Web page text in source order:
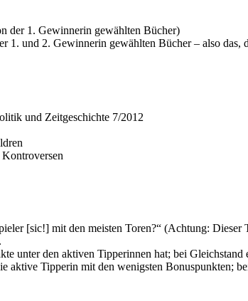
der 1. Gewinnerin gewählten Bücher)
1. und 2. Gewinnerin gewählten Bücher – also das,
und Zeitgeschichte 7/2012
[sic!] mit den meisten Toren?“ (Achtung:
unter den aktiven Tipperinnen hat; bei Gleichstand
aktive Tipperin mit den wenigsten Bonuspunkten;